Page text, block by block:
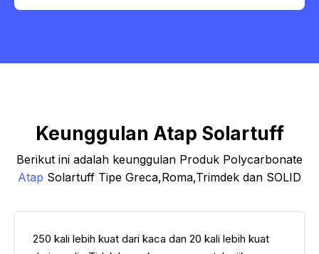
Keunggulan Atap Solartuff
Berikut ini adalah keunggulan Produk Polycarbonate
Atap Solartuff Tipe Greca,Roma,Trimdek dan SOLID
250 kali lebih kuat dari kaca dan 20 kali lebih kuat